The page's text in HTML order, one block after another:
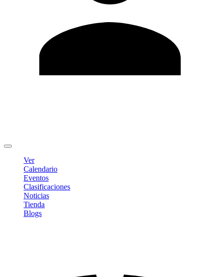
Ver
Calendario
Eventos
Clasificaciones
Noticias
Tienda
Blogs